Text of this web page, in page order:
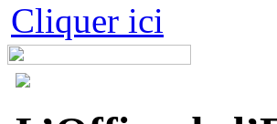
Cliquer ici